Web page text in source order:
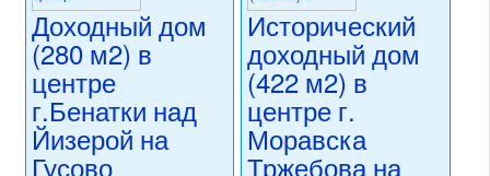
номер объекта:20772
Доходный дом
(280 м2) в
центре
г.Бенатки над
Йизерой на
Гусово
Исторический
доходный дом
(422 м2) в
центре г.
Моравска
Тржебова на